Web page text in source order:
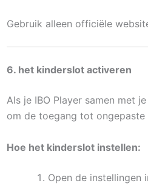
Gebruik alleen officiële
6. het kinderslot activeren
Als je IBO Player samen met
om de toegang tot ongepaste
Hoe het kinderslot instellen:
Open de instellingen